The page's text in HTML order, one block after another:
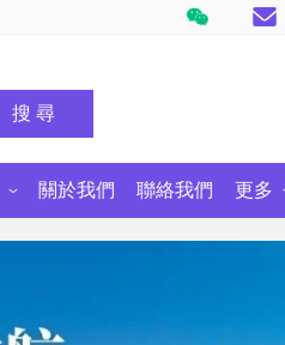
搜 尋
迪士尼郵輪探險號
關於我們 聯絡我們 更多